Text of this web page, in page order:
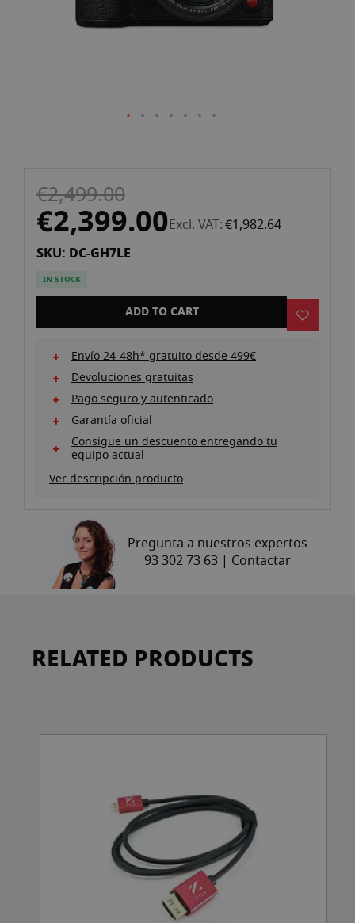
the
beginning
the
images
gallery
€2,499.00
€2,399.00Excl. VAT €1,982.64
SKU: DC-GH7LE
IN STOCK
ADD TO CART
Envío 24-48h* gratuito desde 499€
Devoluciones gratuitas
Pago seguro y autenticado
Garantía oficial
Consigue un descuento entregando tu
equipo actual
Ver descripción producto
Pregunta a nuestros expertos
93 302 73 63 | Contactar
RELATED PRODUCTS